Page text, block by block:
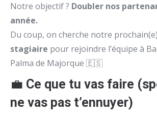
Notre objectif ? Doubler nos
année.
Du coup, on cherche notre prochain(e)
stagiaire pour rejoindre l’équipe à
Palma de Majorque 🇪🇸
💼 Ce que tu vas faire
ne vas pas t’ennuyer)